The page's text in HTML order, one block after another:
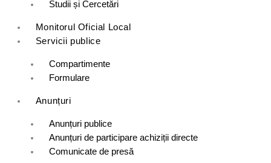
Studii și Cercetări
Monitorul Oficial Local
Servicii publice
Compartimente
Formulare
Anunțuri
Anunțuri publice
Anunțuri de participare achiziții directe
Comunicate de presă